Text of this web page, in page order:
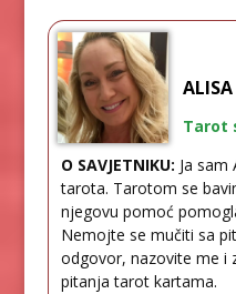
ALISA
Tarot
O SAVJETNIKU: Ja sam
tarota. Tarotom se
njegovu pomoć
Nemojte se mučiti sa
odgovor, nazovite me i
pitanja tarot kartama.